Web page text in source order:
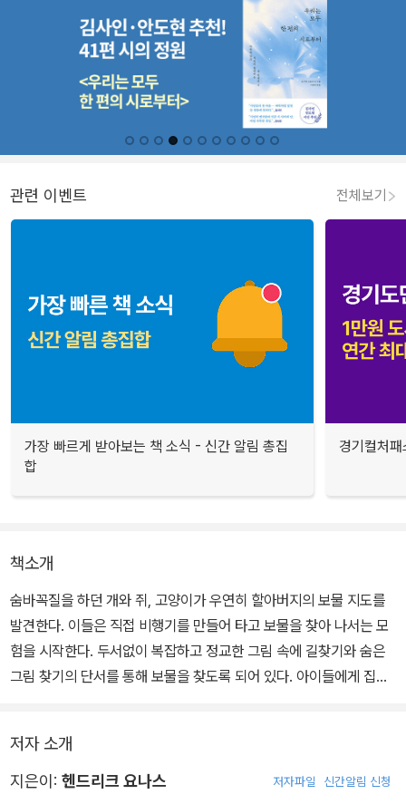
관련 이벤트 전체보기
가장 빠르게 받아보는 책 소식 - 신간 알림 총집
합
경기컬처
책소개
숨바꼭질을 하던 개와 쥐, 고양이가 우연히 할아버지의 보물 지도를
발견한다. 이들은 직접 비행기를 만들어 타고 보물을 찾아 나서는 모
험을 시작한다. 두서없이 복잡하고 정교한 그림 속에 길찾기와 숨은
그림 찾기의 단서를 통해 보물을 찾도록 되어 있다. 아이들에게 집중
저자 소개
지은이: 헨드리크 요나스 저자파일 신간알림 신청